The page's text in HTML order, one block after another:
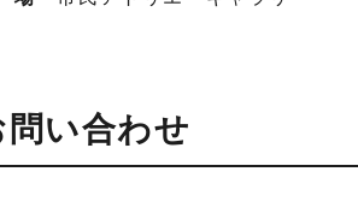
問い合わせ